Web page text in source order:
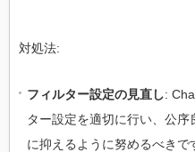
対処法:
フィルター設定の見直し:
ター設定を適切に行い、公
に抑えるように努めるべき